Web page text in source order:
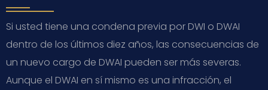
Si usted tiene una condena previa por DWI o DWAI
dentro de los últimos diez años, las consecuencias de
un nuevo cargo de DWAI pueden ser más severas.
Aunque el DWAI en sí mismo es una infracción, el